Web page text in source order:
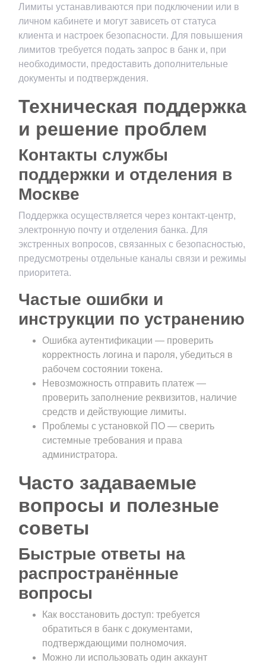
Лимиты устанавливаются при подключении или в
личном кабинете и могут зависеть от статуса
клиента и настроек безопасности. Для повышения
лимитов требуется подать запрос в банк и, при
необходимости, предоставить дополнительные
документы и подтверждения.
Техническая поддержка
и решение проблем
Контакты службы
поддержки и отделения в
Москве
Поддержка осуществляется через контакт-центр,
электронную почту и отделения банка. Для
экстренных вопросов, связанных с безопасностью,
предусмотрены отдельные каналы связи и режимы
приоритета.
Частые ошибки и
инструкции по устранению
Ошибка аутентификации — проверить
корректность логина и пароля, убедиться в
рабочем состоянии токена.
Невозможность отправить платеж —
проверить заполнение реквизитов, наличие
средств и действующие лимиты.
Проблемы с установкой ПО — сверить
системные требования и права
администратора.
Часто задаваемые
вопросы и полезные
советы
Быстрые ответы на
распространённые
вопросы
Как восстановить доступ: требуется
обратиться в банк с документами,
подтверждающими полномочия.
Можно ли использовать один аккаунт